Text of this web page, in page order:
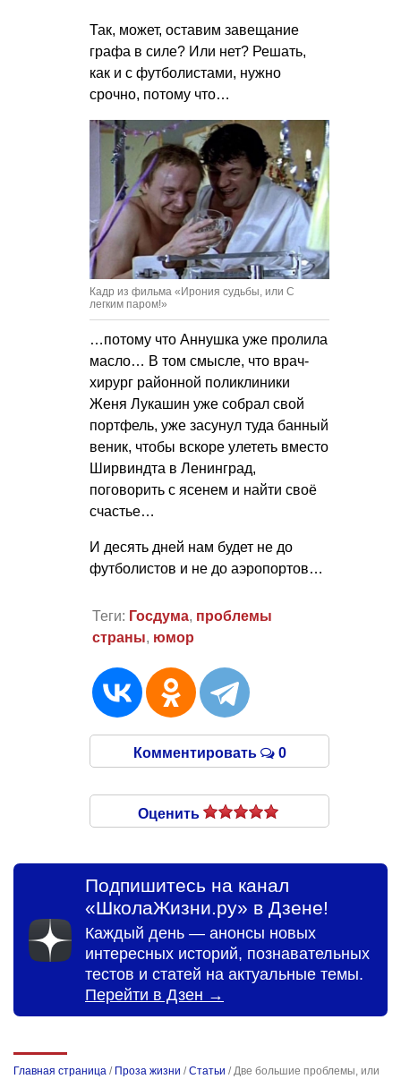
Так, может, оставим завещание
графа в силе? Или нет? Решать,
как и с футболистами, нужно
срочно, потому что…
Кадр из фильма «Ирония судьбы, или С
легким паром!»
…потому что Аннушка уже пролила
масло… В том смысле, что врач-
хирург районной поликлиники
Женя Лукашин уже собрал свой
портфель, уже засунул туда банный
веник, чтобы вскоре улететь вместо
Ширвиндта в Ленинград,
поговорить с ясенем и найти своё
счастье…
И десять дней нам будет не до
футболистов и не до аэропортов…
Теги: Госдума, проблемы
страны, юмор
Комментировать 0
Оценить
Подпишитесь на канал
«ШколаЖизни.ру» в Дзене!
Каждый день — анонсы новых
интересных историй, познавательных
тестов и статей на актуальные темы.
Перейти в Дзен →
Главная страница / Проза жизни /Статьи /Две большие проблемы, или